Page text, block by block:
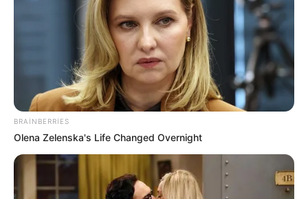
13:57 / 06 Avqust 2026 SİYASƏT
Zahid Oruc:”Ruben Vardanyan
xeyriyyəçi yox, yeni işğal layihəsinin
icraçısı idi”..
0 0
BRAINBERRIES
Olena Zelenska's Life Changed Overnight